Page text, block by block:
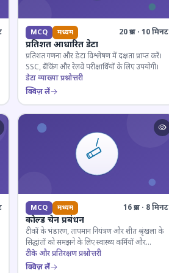
MCQ मध्यम 20 प्रश्न · 10 मिनट
प्रतिशत आधारित डेटा
प्रतिशत गणना और डेटा विश्लेषण में दक्षता प्राप्त करें।
SSC, बैंकिंग और रेलवे परीक्षार्थियों के लिए उपयोगी।
डेटा व्याख्या प्रश्नोत्तरी
क्विज़ लें
MCQ मध्यम 16 प्रश्न · 8 मिनट
कोल्ड चेन प्रबंधन
टीकों के भंडारण, तापमान नियंत्रण और शीत श्रृंखला के
सिद्धांतों को समझने के लिए स्वास्थ्य कर्मियों और
परीक्षार्थियों के लिए महत्वपूर्ण।
टीके और प्रतिरक्षण प्रश्नोत्तरी
क्विज़ लें